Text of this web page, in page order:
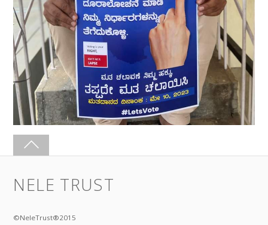
NELE TRUST
©NeleTrust®2015